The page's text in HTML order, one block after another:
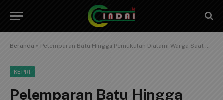
Beranda » Pelemparan Batu Hingga Pemukulan Dialami Warga Saat Hentikan Aktifitas PT. Hermina Jaya
KEPRI
Pelemparan Batu Hingga